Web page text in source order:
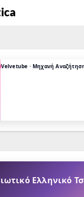
Velvetube · Μηχανή
Ελληνικό